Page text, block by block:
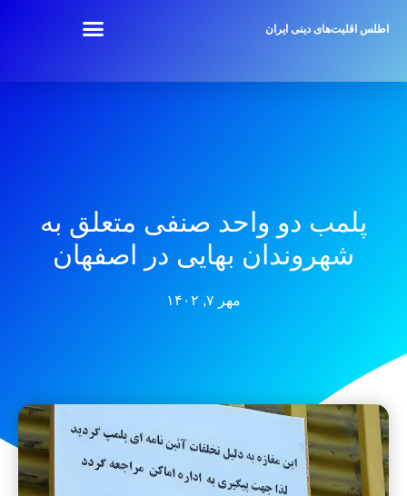
اطلس اقلیت‌های دینی ایران
پلمب دو واحد صنفی متعلق به
شهروندان بهایی در اصفهان
مهر ۷, ۱۴۰۲